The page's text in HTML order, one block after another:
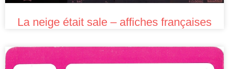
La neige était sale – affiches françaises